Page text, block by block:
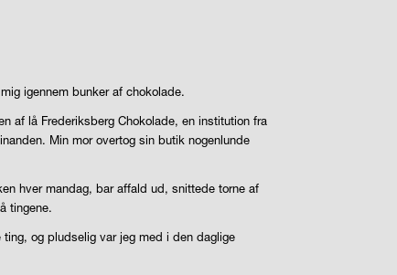
igennem bunker af chokolade.
af lå Frederiksberg Chokolade, en institution fra
Min mor overtog sin butik nogenlunde
hver mandag, bar affald ud, snittede torne af
tingene.
og pludselig var jeg med i den daglige